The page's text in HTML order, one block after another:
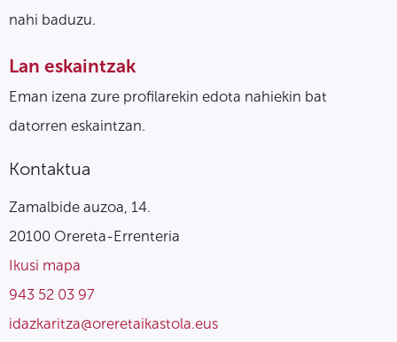
nahi baduzu.
Lan eskaintzak
Eman izena zure profilarekin edota nahiekin bat
datorren eskaintzan.
Kontaktua
Zamalbide auzoa, 14.
20100 Orereta-Errenteria
Ikusi mapa
943 52 03 97
idazkaritza@oreretaikastola.eus